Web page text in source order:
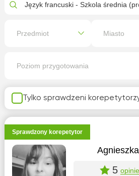
Tylko sprawdzeni
Sprawdzony korepetytor
5
Język francuski - Szkola średnia
Przedmiot Miasto
Poziom przygotowania